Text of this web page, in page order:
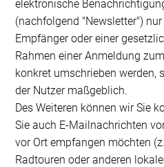
elektronische
(nachfolgend "Newsletter")
Empfänger oder einer
Rahmen einer Anmeldung
konkret umschrieben werden,
der Nutzer maßgeblich.
Des Weiteren können wir Sie
Sie auch E-Mailnachrichten
vor Ort empfangen möchten
Radtouren oder anderen